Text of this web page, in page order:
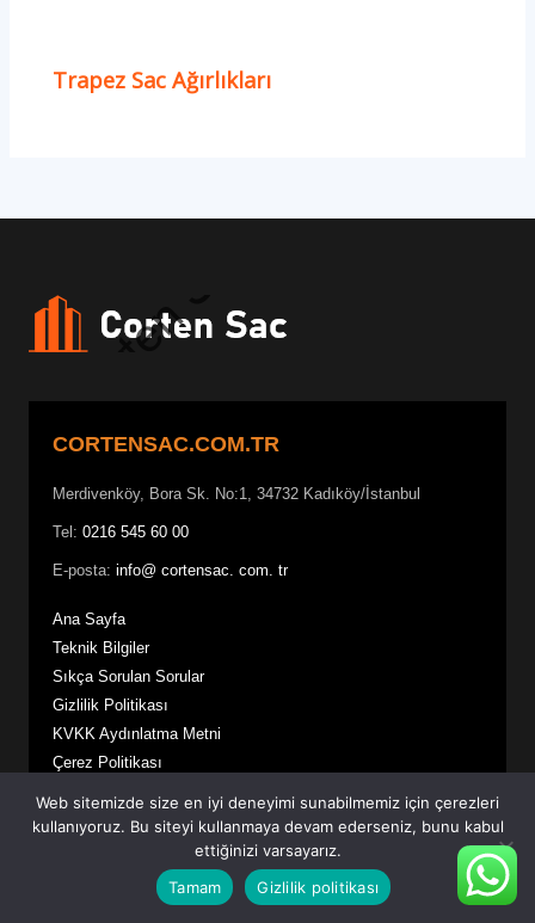
Trapez Sac Ağırlıkları
CORTENSAC.COM.TR
Merdivenköy, Bora Sk. No:1, 34732 Kadıköy/İstanbul
Tel: 0216 545 60 00
E-posta: info@ cortensac. com. tr
Ana Sayfa
Teknik Bilgiler
Sıkça Sorulan Sorular
Gizlilik Politikası
KVKK Aydınlatma Metni
Çerez Politikası
Hizmetlerimiz
Web sitemizde size en iyi deneyimi sunabilmemiz için çerezleri
kullanıyoruz. Bu siteyi kullanmaya devam ederseniz, bunu kabul
ettiğinizi varsayarız.
Tamam
Gizlilik politikası